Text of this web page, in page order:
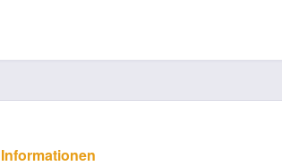
Informationen